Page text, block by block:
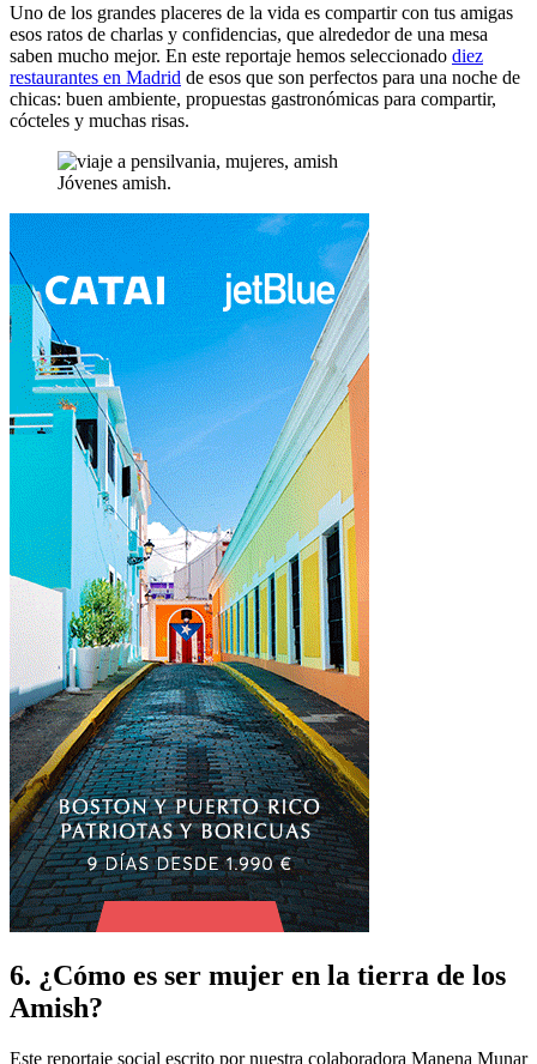
Uno de los grandes placeres de la vida es compartir con tus amigas
esos ratos de charlas y confidencias, que alrededor de una mesa
saben mucho mejor. En este reportaje hemos seleccionado diez
restaurantes en Madrid de esos que son perfectos para una noche de
chicas: buen ambiente, propuestas gastronómicas para compartir,
cócteles y muchas risas.
Jóvenes amish.
6. ¿Cómo es ser mujer en la tierra de los
Amish?
Este reportaje social escrito por nuestra colaboradora Manena Munar